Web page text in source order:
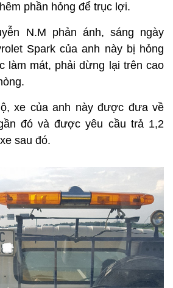
phần hỏng để trục lợi.
N.M phản ánh, sáng ngày
Spark của anh này bị hỏng
làm mát, phải dừng lại trên cao
xe của anh này được đưa về
đó và được yêu cầu trả 1,2
sau đó.